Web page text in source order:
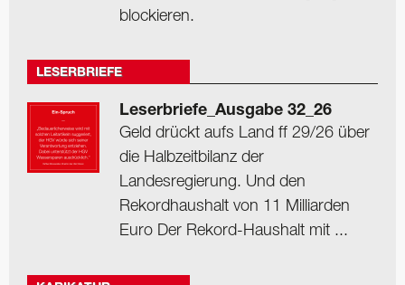
blockieren.
LESERBRIEFE
Leserbriefe_Ausgabe 32_26
Geld drückt aufs Land ff 29/26 über
die Halbzeitbilanz der
Landesregierung. Und den
Rekordhaushalt von 11 Milliarden
Euro Der Rekord-Haushalt mit ...